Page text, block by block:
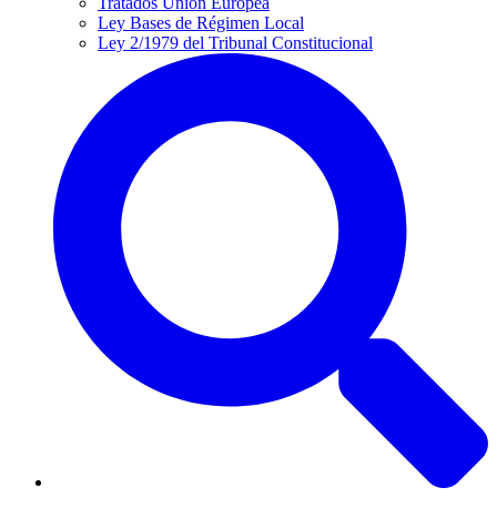
Ley Bases de Régimen Local
Ley 2/1979 del Tribunal Constitucional